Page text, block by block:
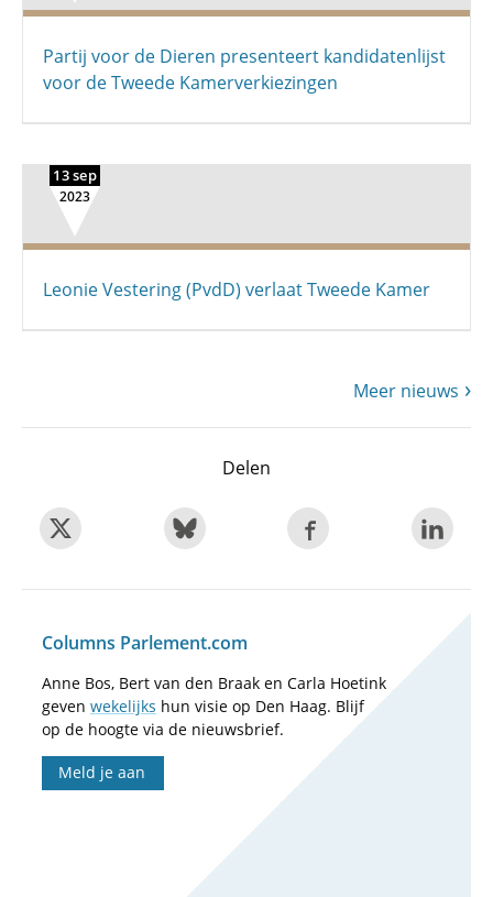
Partij voor de Dieren presenteert kandidatenlijst
voor de Tweede Kamerverkiezingen
13 sep
2023
Leonie Vestering (PvdD) verlaat Tweede Kamer
Meer nieuws
Delen
Columns Parlement.com
Anne Bos, Bert van den Braak en Carla Hoetink
geven wekelijks hun visie op Den Haag. Blijf
op de hoogte via de nieuwsbrief.
Meld je aan